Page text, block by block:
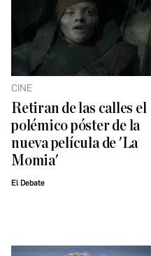
CINE
Retiran de las calles el
polémico póster de la
nueva película de 'La
Momia'
El Debate